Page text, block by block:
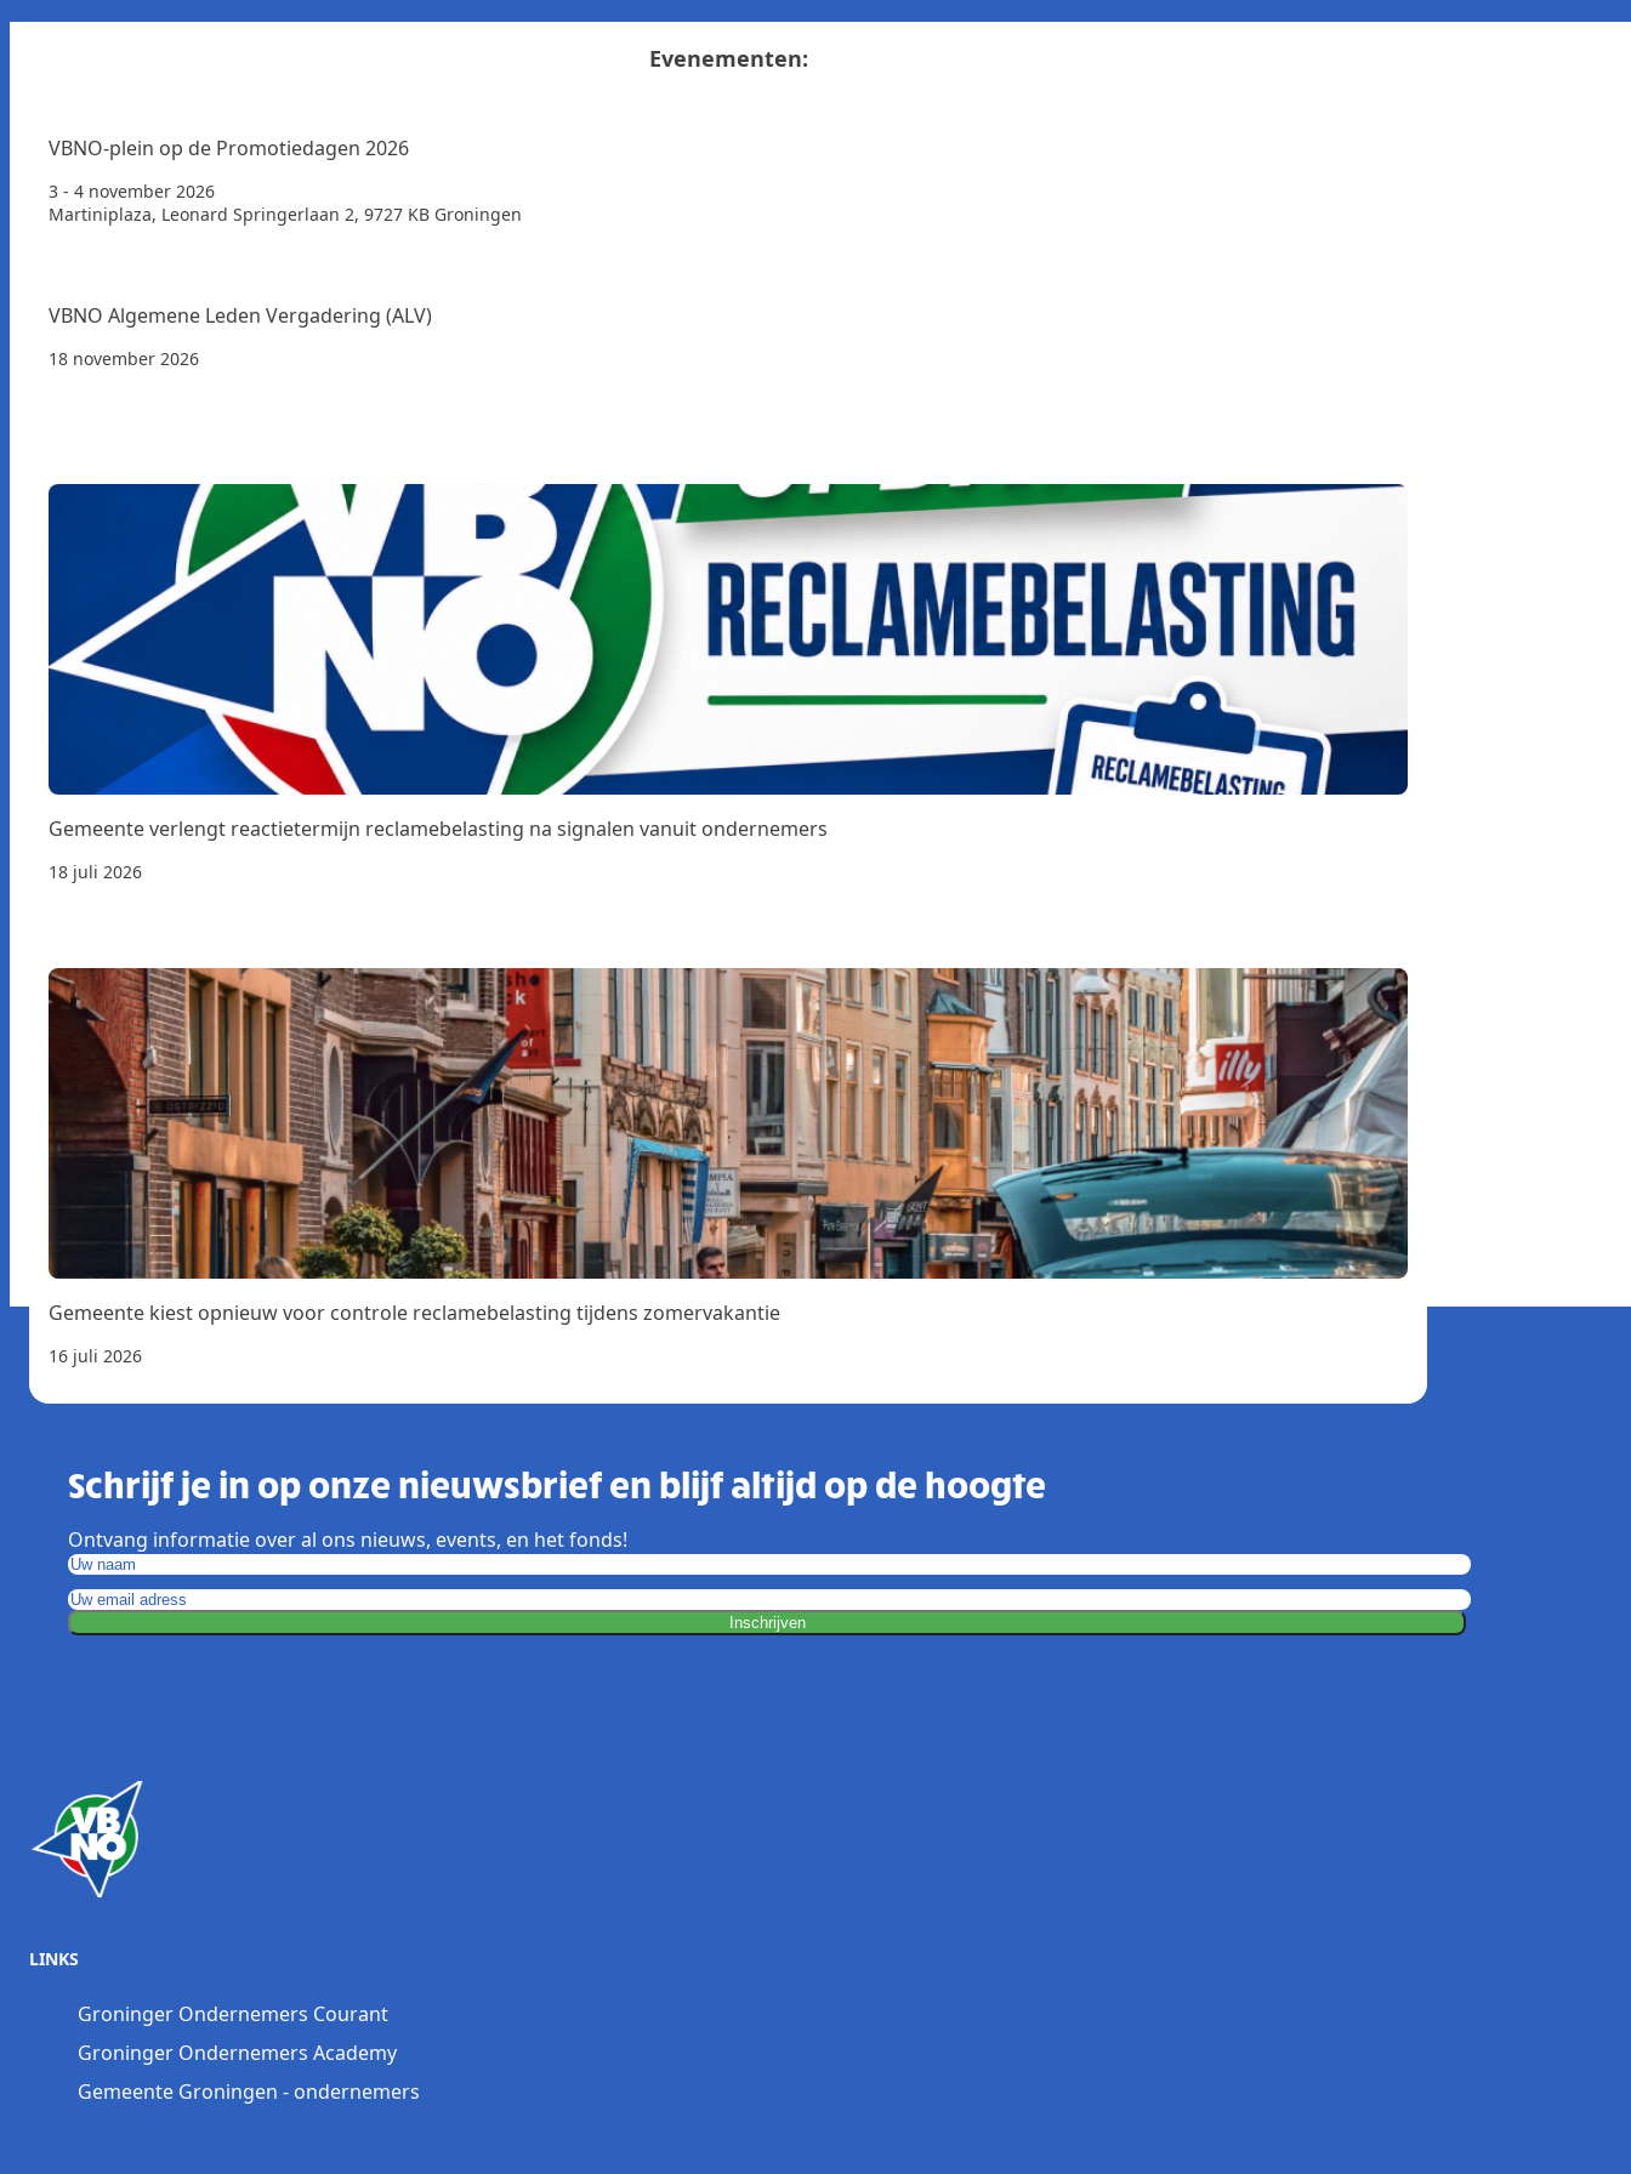
Evenementen:
VBNO-plein op de Promotiedagen 2026
3 - 4 november 2026
Martiniplaza, Leonard Springerlaan 2, 9727 KB Groningen
VBNO Algemene Leden Vergadering (ALV)
18 november 2026
Gemeente verlengt reactietermijn reclamebelasting na signalen vanuit ondernemers
18 juli 2026
Gemeente kiest opnieuw voor controle reclamebelasting tijdens zomervakantie
16 juli 2026
Schrijf je in op onze nieuwsbrief en blijf altijd op de hoogte
Ontvang informatie over al ons nieuws, events, en het fonds!
Inschrijven
LINKS
Groninger Ondernemers Courant
Groninger Ondernemers Academy
Gemeente Groningen - ondernemers